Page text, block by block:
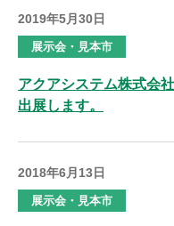
2019年5月30日
展示会・見本市
アクアシステム株式会
出展します。
2018年6月13日
展示会・見本市